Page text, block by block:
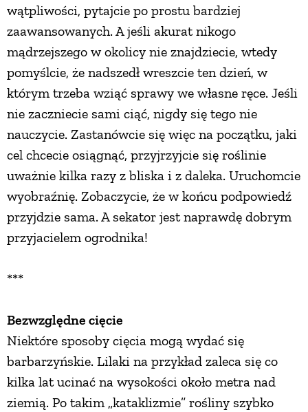
wątpliwości, pytajcie po prostu bardziej
zaawansowanych. A jeśli akurat nikogo
mądrzejszego w okolicy nie znajdziecie, wtedy
pomyślcie, że nadszedł wreszcie ten dzień, w
którym trzeba wziąć sprawy we własne ręce. Jeśli
nie zaczniecie sami ciąć, nigdy się tego nie
nauczycie. Zastanówcie się więc na początku, jaki
cel chcecie osiągnąć, przyjrzyjcie się roślinie
uważnie kilka razy z bliska i z daleka. Uruchomcie
wyobraźnię. Zobaczycie, że w końcu podpowiedź
przyjdzie sama. A sekator jest naprawdę dobrym
przyjacielem ogrodnika!
***
Bezwzględne cięcie
Niektóre sposoby cięcia mogą wydać się
barbarzyńskie. Lilaki na przykład zaleca się co
kilka lat ucinać na wysokości około metra nad
ziemią. Po takim „kataklizmie” rośliny szybko